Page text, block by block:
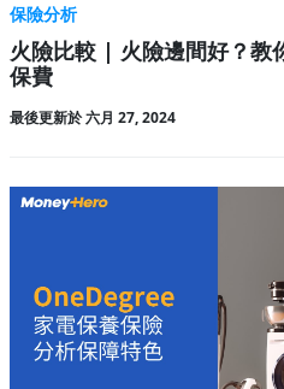
保險分析
火險比較 | 火險邊間好？教
保費
最後更新於 六月 27, 2024